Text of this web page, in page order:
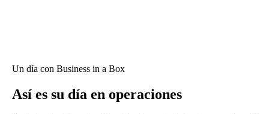
Un día con Business in a Box
Así es su día en operaciones